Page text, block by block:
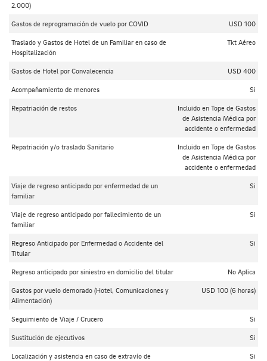
2.000)
Gastos de reprogramación de vuelo por COVID USD 100
Traslado y Gastos de Hotel de un Familiar en caso de
Hospitalización
Tkt Aéreo
Gastos de Hotel por Convalecencia USD 400
Acompañamiento de menores Si
Repatriación de restos
Incluido en Tope de Gastos
de Asistencia Médica por
accidente o enfermedad
Repatriación y/o traslado Sanitario
Incluido en Tope de Gastos
de Asistencia Médica por
accidente o enfermedad
Viaje de regreso anticipado por enfermedad de un
familiar
Si
Viaje de regreso anticipado por fallecimiento de un
familiar
Si
Regreso Anticipado por Enfermedad o Accidente del
Titular
Si
Regreso anticipado por siniestro en domicilio del titular No Aplica
Gastos por vuelo demorado (Hotel, Comunicaciones y
Alimentación)
USD 100 (6 horas)
Seguimiento de Viaje / Crucero Si
Sustitución de ejecutivos Si
Localización y asistencia en caso de extravío de
Si